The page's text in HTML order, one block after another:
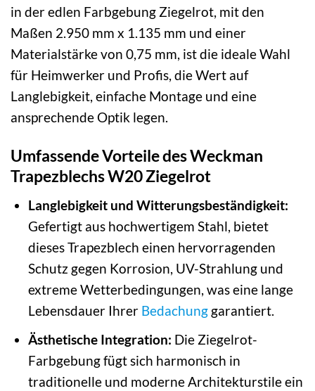
in der edlen Farbgebung Ziegelrot, mit den
Maßen 2.950 mm x 1.135 mm und einer
Materialstärke von 0,75 mm, ist die ideale Wahl
für Heimwerker und Profis, die Wert auf
Langlebigkeit, einfache Montage und eine
ansprechende Optik legen.
Umfassende Vorteile des Weckman
Trapezblechs W20 Ziegelrot
Langlebigkeit und Witterungsbeständigkeit:
Gefertigt aus hochwertigem Stahl, bietet
dieses Trapezblech einen hervorragenden
Schutz gegen Korrosion, UV-Strahlung und
extreme Wetterbedingungen, was eine lange
Lebensdauer Ihrer Bedachunggarantiert.
Ästhetische Integration: Die Ziegelrot-
Farbgebung fügt sich harmonisch in
traditionelle und moderne Architekturstile ein